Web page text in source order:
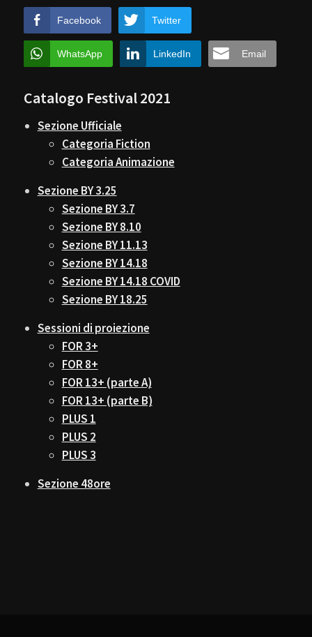
Facebook Twitter
WhatsApp LinkedIn Email
Catalogo Festival 2021
Sezione Ufficiale
Categoria Fiction
Categoria Animazione
Sezione BY 3.25
Sezione BY 3.7
Sezione BY 8.10
Sezione BY 11.13
Sezione BY 14.18
Sezione BY 14.18 COVID
Sezione BY 18.25
Sessioni di proiezione
FOR 3+
FOR 8+
FOR 13+ (parte A)
FOR 13+ (parte B)
PLUS 1
PLUS 2
PLUS 3
Sezione 48ore